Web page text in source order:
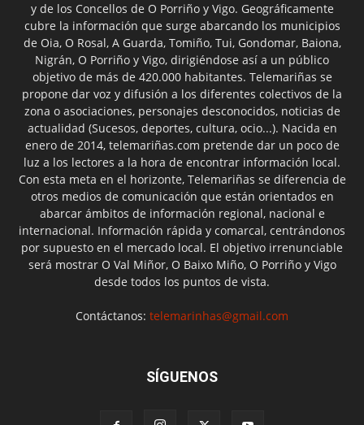
y de los Concellos de O Porriño y Vigo. Geográficamente
cubre la información que surge abarcando los municipios
de Oia, O Rosal, A Guarda, Tomiño, Tui, Gondomar, Baiona,
Nigrán, O Porriño y Vigo, dirigiéndose así a un público
objetivo de más de 420.000 habitantes. Telemariñas se
propone dar voz y difusión a los diferentes colectivos de la
zona o asociaciones, personajes desconocidos, noticias de
actualidad (Sucesos, deportes, cultura, ocio...). Nacida en
enero de 2014, telemariñas.com pretende dar un poco de
luz a los lectores a la hora de encontrar información local.
Con esta meta en el horizonte, Telemariñas se diferencia de
otros medios de comunicación que están orientados en
abarcar ámbitos de información regional, nacional e
internacional. Información rápida y comarcal, centrándonos
por supuesto en el mercado local. El objetivo irrenunciable
será mostrar O Val Miñor, O Baixo Miño, O Porriño y Vigo
desde todos los puntos de vista.
Contáctanos: telemarinhas@gmail.com
SÍGUENOS